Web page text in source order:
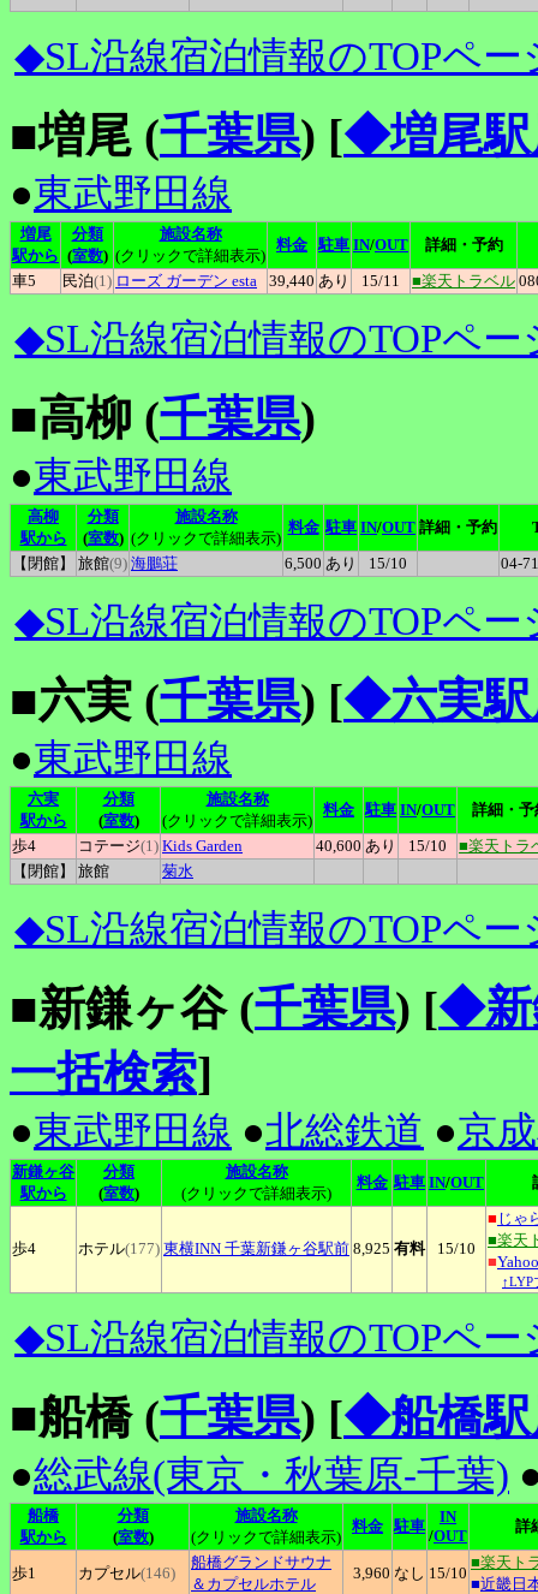
◆SL沿線宿泊情報のTOPペー
■増尾 (千葉県) [◆増尾駅
●東武野田線
増尾
駅から
分類
(室数)
施設名称
(クリックで詳細表示)
料金 駐車 IN/OUT
詳細・予約
車5
民泊(1) ローズ ガーデン esta 39,440 あり 15/11 ■楽天トラベル
◆SL沿線宿泊情報のTOPペー
■高柳 (千葉県)
●東武野田線
高柳
駅から
分類
(室数)
施設名称
(クリックで詳細表示)
料金 駐車 IN/OUT 詳細・予約
【閉館】
旅館(9) 海鵬荘 6,500 あり 15/10 04-
◆SL沿線宿泊情報のTOPペー
■六実 (千葉県) [◆六実駅
●東武野田線
六実
駅から
分類
(室数)
施設名称
(クリックで詳細表示)
料金 駐車 IN/OUT
詳細・予
歩4
コテージ(1) Kids Garden 40,600 あり 15/10
■楽天トラ
【閉館】
旅館 菊水
◆SL沿線宿泊情報のTOPペー
■新鎌ヶ谷 (千葉県) [◆新
一括検索]
●東武野田線 ●北総鉄道 ●京
新鎌ヶ谷
駅から
分類
(室数)
施設名称
(クリックで詳細表示)
料金 駐車 IN/OUT
歩4 ホテル(177) 東横INN 千葉新鎌ヶ谷駅前 8,925 有料 15/10
■ じゃ
■楽天
■
↑LYP
◆SL沿線宿泊情報のTOPペー
■船橋 (千葉県) [◆船橋駅
●総武線(東京・秋葉原-千葉)
船橋
駅から
分類
(室数)
施設名称
(クリックで詳細表示)
料金 駐車
IN
/OUT
詳
歩1 カプセル(146)
船橋グランドサウナ
＆カプセルホテル
3,960 なし 15/10
■楽天ト
■近畿日